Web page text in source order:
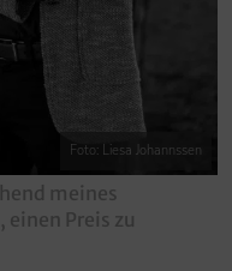
Foto: Liesa Johannssen
meines
Preis zu